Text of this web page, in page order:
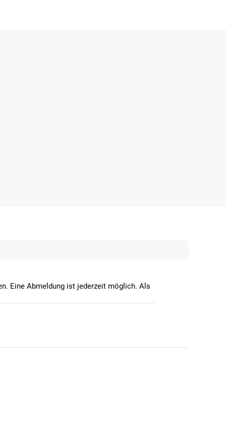
Eine Abmeldung ist jederzeit möglich. Als